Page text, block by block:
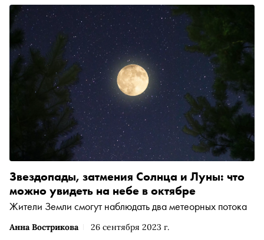
Анна Вострикова 26 сентября 2023 г.
Звездопады, затмения Солнца и Луны: что
можно увидеть на небе в октябре
Жители Земли смогут наблюдать два метеорных потока